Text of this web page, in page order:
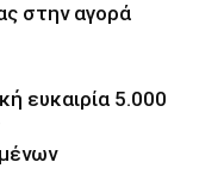
στην αγορά
ευκαιρία 5.000